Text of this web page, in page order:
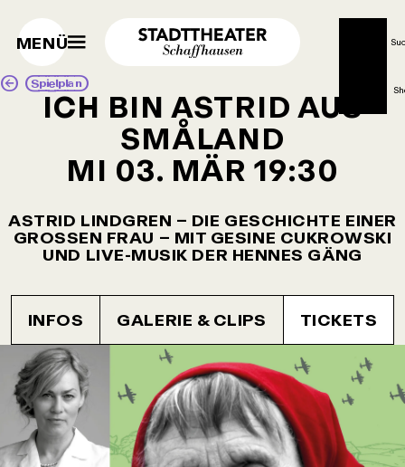
MENÜ
Spielplan
ICH BIN ASTRID AUS
SMÅLAND
MI 03. MÄR 19:30
ASTRID LINDGREN – DIE GESCHICHTE EINER
GROSSEN FRAU – MIT GESINE CUKROWSKI
UND LIVE-MUSIK DER HENNES GÄNG
INFOS GALERIE & CLIPS TICKETS